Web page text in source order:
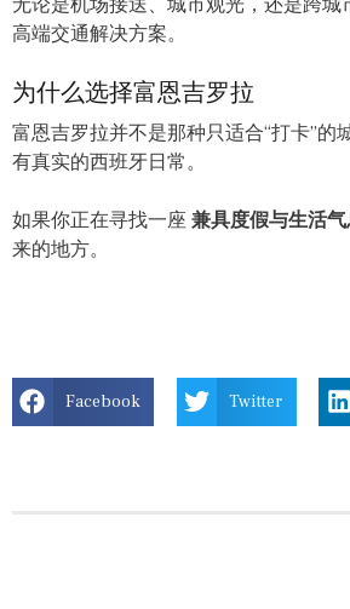
高端交通解决方案。
为什么选择富恩吉罗拉
富恩吉罗拉并不是那种只适合“打卡”
有真实的西班牙日常。
如果你正在寻找一座 兼具度假与生活
来的地方。
Facebook Twitter